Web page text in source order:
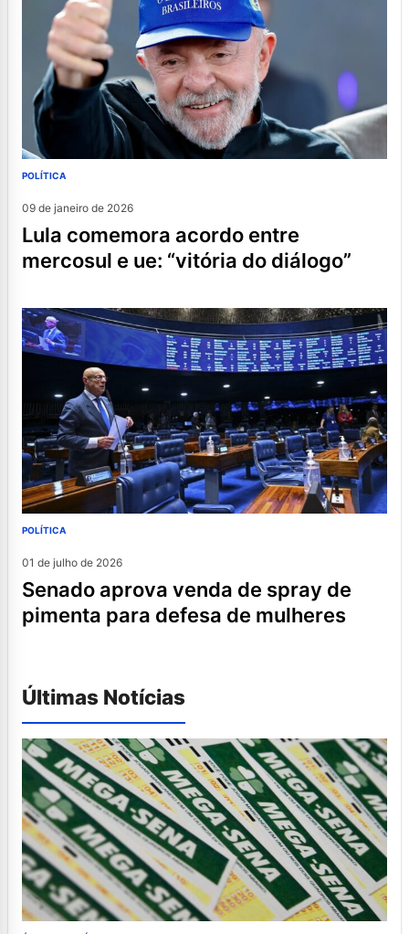
POLÍTICA
09 de janeiro de 2026
lula comemora acordo entre
mercosul e ue: “vitória do diálogo”
POLÍTICA
01 de julho de 2026
senado aprova venda de spray de
pimenta para defesa de mulheres
Últimas Notícias